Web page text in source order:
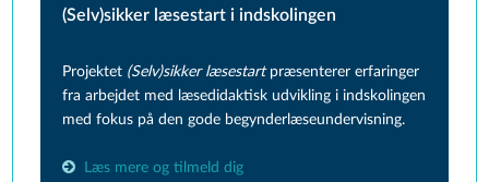
(Selv)sikker læsestart i indskolingen
Projektet (Selv)sikker læsestartpræsenterer erfaringer
fra arbejdet med læsedidaktisk udvikling i indskolingen
med fokus på den gode begynderlæseundervisning.
Læs mere og tilmeld dig